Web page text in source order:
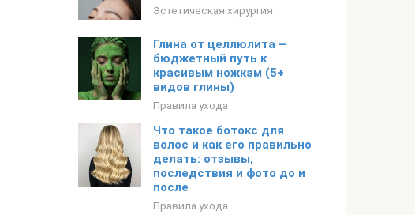
Эстетическая хирургия
Глина от целлюлита –
бюджетный путь к
красивым ножкам (5+
видов глины)
Правила ухода
Что такое ботокс для
волос и как его правильно
делать: отзывы,
последствия и фото до и
после
Правила ухода